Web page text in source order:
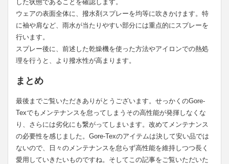
した状態であることを確認します。
ウェアの表面全体に、撥水剤スプレーを均等に吹きかけます。特
に袖や肩など、雨水が当たりやすい部分には重点的にスプレーを
行います。
スプレー後に、前述した乾燥機を使った方法やアイロンでの熱処
理を行うと、より撥水性が高まります。
まとめ
最後までご覧いただきありがとうございます。せっかくのGore-
Texでもメンテナンスを怠ってしまうその高性能が発揮しなくな
り、さらには劣化にも繋がってしまいます。改めてメンテナンス
の必要性を感じました。Gore-Texのアイテムは決して安い品では
ないので、日々のメンテナンスを怠らず高性能を維持しつつ長く
愛用していきたいものですね。そしてこの記事をご覧いただいた